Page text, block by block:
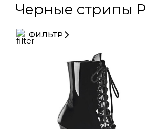
Черные стрипы
ФИЛЬТР